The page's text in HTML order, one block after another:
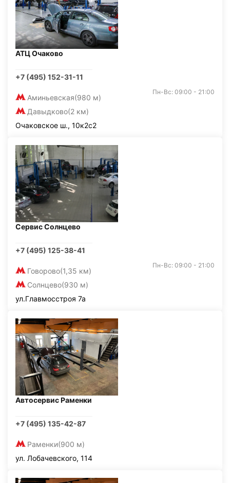
АТЦ Очаково
+7 (495) 152-31-11
Аминьевская(980 м)
Давыдково(2 км)
Пн-Вс: 09:00 - 21:00
Очаковское ш., 10к2с2
Сервис Солнцево
+7 (495) 125-38-41
Говорово(1,35 км)
Солнцево(930 м)
Пн-Вс: 09:00 - 21:00
ул.Главмосстроя 7а
Автосервис Раменки
+7 (495) 135-42-87
Раменки(900 м)
ул. Лобачевского, 114